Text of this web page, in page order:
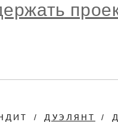
ДУЭЛЯНТ